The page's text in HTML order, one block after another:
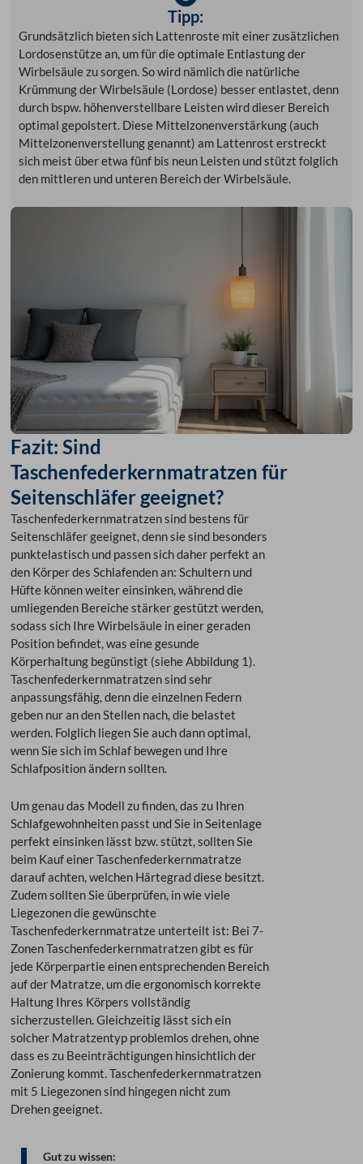
Tipp:
Grundsätzlich bieten sich Lattenroste mit einer zusätzlichen
Lordosenstütze an, um für die optimale Entlastung der
Wirbelsäule zu sorgen. So wird nämlich die natürliche
Krümmung der Wirbelsäule (Lordose) besser entlastet, denn
durch bspw. höhenverstellbare Leisten wird dieser Bereich
optimal gepolstert. Diese Mittelzonenverstärkung (auch
Mittelzonenverstellung genannt) am Lattenrost erstreckt
sich meist über etwa fünf bis neun Leisten und stützt folglich
den mittleren und unteren Bereich der Wirbelsäule.
Fazit: Sind
Taschenfederkernmatratzen für
Seitenschläfer geeignet?
Taschenfederkernmatratzen sind bestens für
Seitenschläfer geeignet, denn sie sind besonders
punktelastisch und passen sich daher perfekt an
den Körper des Schlafenden an: Schultern und
Hüfte können weiter einsinken, während die
umliegenden Bereiche stärker gestützt werden,
sodass sich Ihre Wirbelsäule in einer geraden
Position befindet, was eine gesunde
Körperhaltung begünstigt (siehe Abbildung 1).
Taschenfederkernmatratzen sind sehr
anpassungsfähig, denn die einzelnen Federn
geben nur an den Stellen nach, die belastet
werden. Folglich liegen Sie auch dann optimal,
wenn Sie sich im Schlaf bewegen und Ihre
Schlafposition ändern sollten.
Um genau das Modell zu finden, das zu Ihren
Schlafgewohnheiten passt und Sie in Seitenlage
perfekt einsinken lässt bzw. stützt, sollten Sie
beim Kauf einer Taschenfederkernmatratze
darauf achten, welchen Härtegrad diese besitzt.
Zudem sollten Sie überprüfen, in wie viele
Liegezonen die gewünschte
Taschenfederkernmatratze unterteilt ist: Bei 7-
Zonen Taschenfederkernmatratzen gibt es für
jede Körperpartie einen entsprechenden Bereich
auf der Matratze, um die ergonomisch korrekte
Haltung Ihres Körpers vollständig
sicherzustellen. Gleichzeitig lässt sich ein
solcher Matratzentyp problemlos drehen, ohne
dass es zu Beeinträchtigungen hinsichtlich der
Zonierung kommt. Taschenfederkernmatratzen
mit 5 Liegezonen sind hingegen nicht zum
Drehen geeignet.
Gut zu wissen: